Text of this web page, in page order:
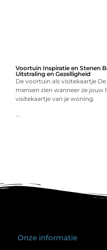
Voortuin Inspiratie en Stenen
Uitstraling en Gezelligheid
De voortuin als visitekaartje
mensen zien wanneer ze jouw
visitekaartje van je woning.
...
Onze informatie